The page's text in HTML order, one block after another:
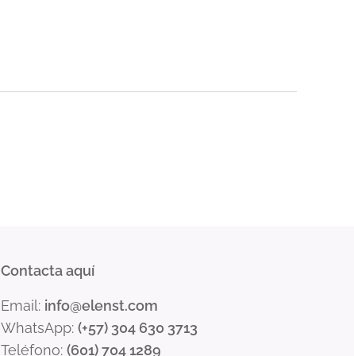
Contacta aquí
Email: info@elenst.com
WhatsApp: (+57) 304 630 3713
Teléfono: (601) 704 1289